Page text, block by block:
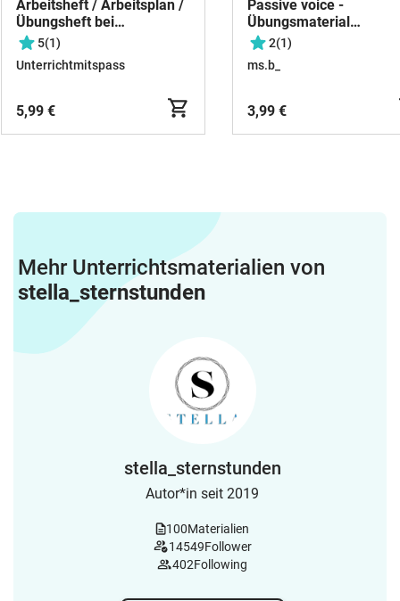
Arbeitsheft / Arbeitsplan /
Übungsheft bei
Schulschließung
ENGLISCH 6. Klasse für 33
Tage
5(1)
Unterrichtmitspass
5,99 €
Passive voice -
Übungsmaterial
(Stationsarbeit mit Lsg)
2(1)
ms.b_
3,99 €
Mehr Unterrichtsmaterialien von
stella_sternstunden
stella_sternstunden
Autor*in seit 2019
100Materialien
14549Follower
402Following